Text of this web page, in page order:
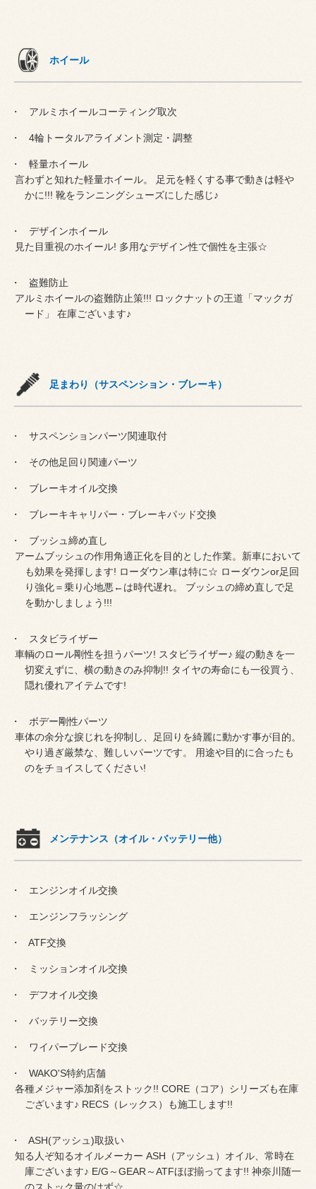
ホイール
アルミホイールコーティング取次
4輪トータルアライメント測定・調整
軽量ホイール
言わずと知れた軽量ホイール。 足元を軽くする事で動きは軽や
かに!!! 靴をランニングシューズにした感じ♪
デザインホイール
見た目重視のホイール! 多用なデザイン性で個性を主張☆
盗難防止
アルミホイールの盗難防止策!!! ロックナットの王道「マックガ
ード」 在庫ございます♪
足まわり（サスペンション・ブレーキ）
サスペンションパーツ関連取付
その他足回り関連パーツ
ブレーキオイル交換
ブレーキキャリパー・ブレーキパッド交換
ブッシュ締め直し
アームブッシュの作用角適正化を目的とした作業。新車において
も効果を発揮します! ローダウン車は特に☆ ローダウンor足回
り強化＝乗り心地悪←は時代遅れ。 ブッシュの締め直しで足
を動かしましょう!!!
スタビライザー
車輌のロール剛性を担うパーツ! スタビライザー♪ 縦の動きを一
切変えずに、横の動きのみ抑制!! タイヤの寿命にも一役買う、
隠れ優れアイテムです!
ボデー剛性パーツ
車体の余分な捩じれを抑制し、足回りを綺麗に動かす事が目的。
やり過ぎ厳禁な、難しいパーツです。 用途や目的に合ったも
のをチョイスしてください!
メンテナンス（オイル・バッテリー他）
エンジンオイル交換
エンジンフラッシング
ATF交換
ミッションオイル交換
デフオイル交換
バッテリー交換
ワイパーブレード交換
WAKO'S特約店舗
各種メジャー添加剤をストック!! CORE（コア）シリーズも在庫
ございます♪ RECS（レックス）も施工します!!
ASH(アッシュ)取扱い
知る人ぞ知るオイルメーカー ASH（アッシュ）オイル、常時在
庫ございます♪ E/G～GEAR～ATFほぼ揃ってます!! 神奈川随一